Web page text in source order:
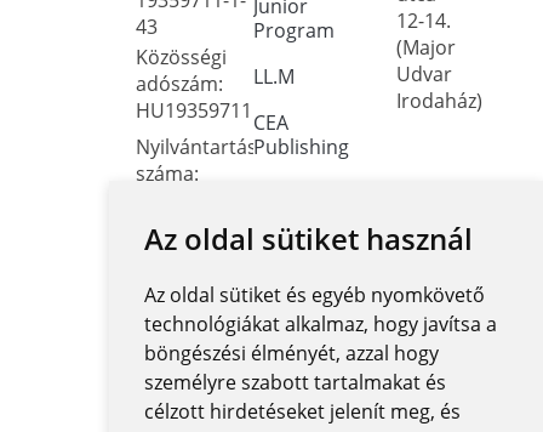
Az oldal sütiket használ
Az oldal sütiket és egyéb nyomkövető
technológiákat alkalmaz, hogy javítsa a
böngészési élményét, azzal hogy
személyre szabott tartalmakat és
célzott hirdetéseket jelenít meg, és
43
Közösségi
adószám:
HU19359711
Nyilvántartási
száma:
Hivatal
FNYF/419-
4/2023
Székhely:
1122
Budapest,
Városmajor
utca 12-14.
Junior
Program
LL.M
CEA
Publishing
Kapcsolat
adatok
Közadatkereső
rendszer
Központi
12-14.
(Major
Udvar
Irodaház)